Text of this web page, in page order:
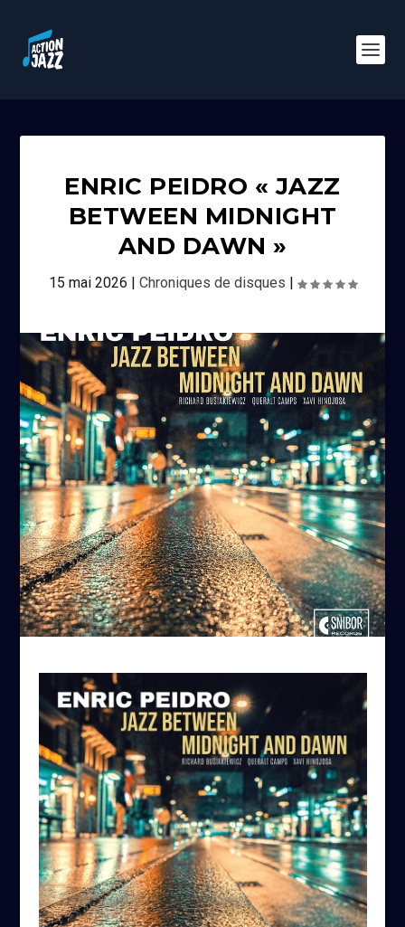
ENRIC PEIDRO « JAZZ
BETWEEN MIDNIGHT
AND DAWN »
15 mai 2026 | Chroniques de disques |